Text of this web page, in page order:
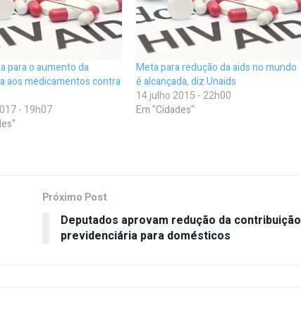
para o aumento da
aos medicamentos contra
- 19h07
Meta para redução da aids no mundo
é alcançada, diz Unaids
14 julho 2015 - 22h00
Em "Cidades"
Próximo Post
Deputados aprovam redução da contribuição
previdenciária para domésticos